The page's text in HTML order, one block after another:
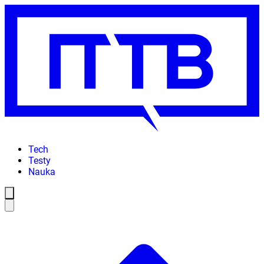
Tech
Testy
Nauka